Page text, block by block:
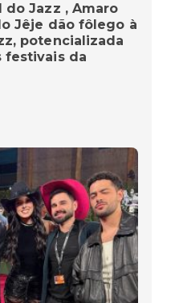
do Jazz , Amaro
Jêje dão fôlego à
potencializada
festivais da